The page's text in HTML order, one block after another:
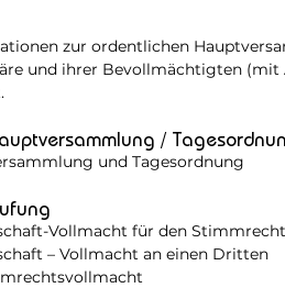
zur ordentlichen
und ihrer Bevollmächtigten (mit
/
und Tagesordnung
Vollmacht für den
– Vollmacht an einen Dritten